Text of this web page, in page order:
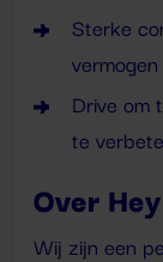
Sterke
Drive om
te
Over
Wij zijn een